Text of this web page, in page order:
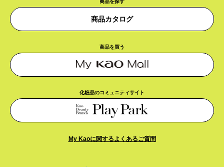
商品を探す
商品カタログ
商品を買う
化粧品のコミュニティサイト
My Kaoに関するよくあるご質問​